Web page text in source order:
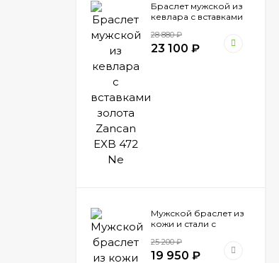
Браслет мужской из
кевлара с вставками
472 Ne
28 880₽
23 100 ₽
Мужской браслет из
кожи и стали с
Zancan EHB 041
25 200₽
19 950 ₽